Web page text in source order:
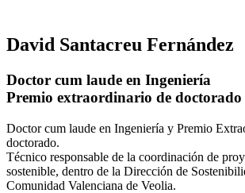
David Santacreu Fernández
Doctor cum laude en Ingeniería
Premio extraordinario de doctorado
Doctor cum laude en Ingeniería y Premio
doctorado.
Técnico responsable de la coordinación de
sostenible, dentro de la Dirección de
Comunidad Valenciana de Veolia.